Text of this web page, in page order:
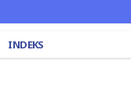
INDEKS